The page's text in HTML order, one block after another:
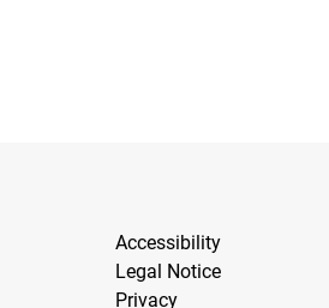
Accessibility
Legal Notice
Privacy